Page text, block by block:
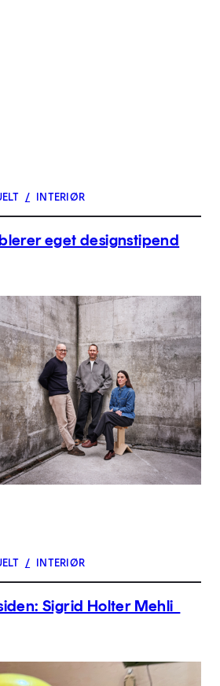
/ INTERIØR
eget designstipend
/ INTERIØR
Sigrid Holter Mehli